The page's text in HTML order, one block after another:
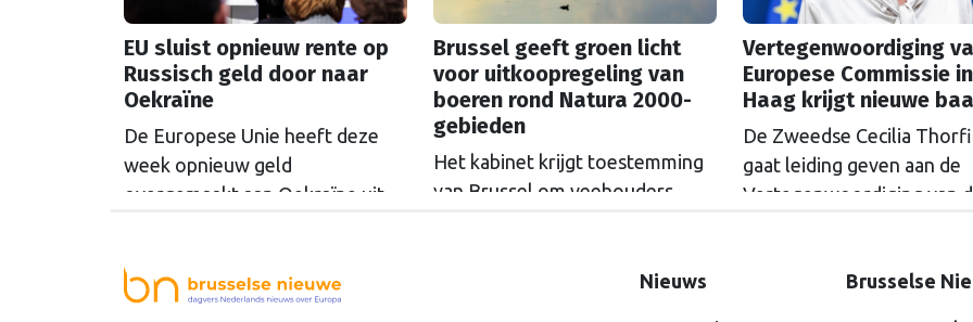
EU sluist opnieuw rente op
Russisch geld door naar
Oekraïne
De Europese Unie heeft deze
week opnieuw geld
overgemaakt aan Oekraïne uit
om 1,4 miljard euro. Dat is de
Brussel geeft groen licht
voor uitkoopregeling van
boeren rond Natura 2000-
gebieden
Het kabinet krijgt toestemming
van Brussel om veehouders
Commissie gaat akkoord met
Vertegenwoordiging
Europese Commissie
Haag krijgt nieuwe
De Zweedse Cecilia
gaat leiding geven aan de
Vertegenwoordiging van
Nieuws Brusselse